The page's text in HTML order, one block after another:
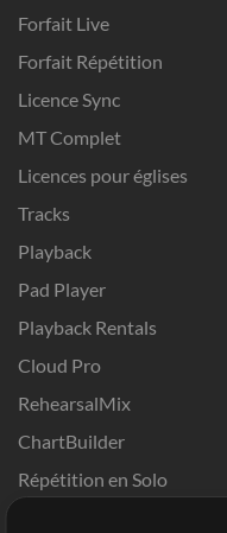
Forfait Live
Forfait Répétition
Licence Sync
MT Complet
Licences pour églises
Tracks
Playback
Pad Player
Playback Rentals
Cloud Pro
RehearsalMix
ChartBuilder
Répétition en Solo